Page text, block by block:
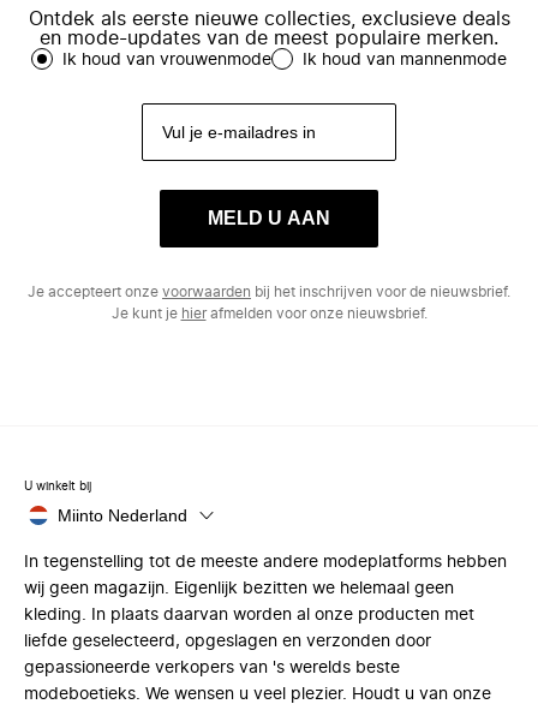
Ontdek als eerste nieuwe collecties, exclusieve deals
en mode-updates van de meest populaire merken.
Ik houd van vrouwenmode Ik houd van mannenmode
MELD U AAN
Je accepteert onze voorwaarden bij het inschrijven voor de nieuwsbrief.
Je kunt je hierafmelden voor onze nieuwsbrief.
U winkelt bij
Miinto Nederland
In tegenstelling tot de meeste andere modeplatforms hebben
wij geen magazijn. Eigenlijk bezitten we helemaal geen
kleding. In plaats daarvan worden al onze producten met
liefde geselecteerd, opgeslagen en verzonden door
gepassioneerde verkopers van 's werelds beste
modeboetieks. We wensen u veel plezier. Houdt u van onze